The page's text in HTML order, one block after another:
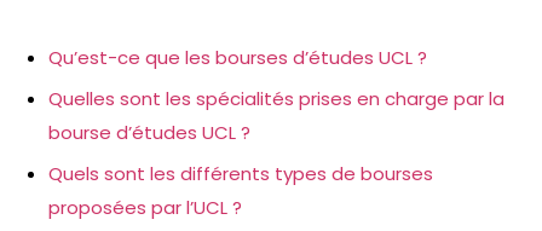
Qu’est-ce que les bourses d’études UCL ?
Quelles sont les spécialités prises en charge par la
bourse d’études UCL ?
Quels sont les différents types de bourses
proposées par l’UCL ?